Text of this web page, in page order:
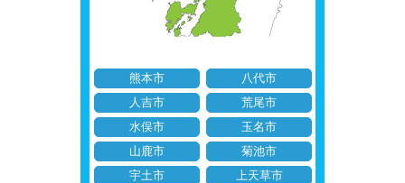
熊本市
八代市
人吉市
荒尾市
水俣市
玉名市
山鹿市
菊池市
宇土市
上天草市